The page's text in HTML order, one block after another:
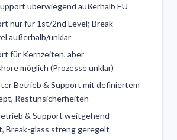
überwiegend außerhalb EU
nur für 1st/2nd Level; Break-
außerhalb/unklar
für Kernzeiten, aber
möglich (Prozesse unklar)
Betrieb & Support mit definiertem
Restunsicherheiten
& Support weitgehend
Break-glass streng geregelt